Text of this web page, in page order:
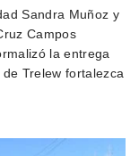
Sandra Muñoz y
Campos
la entrega
Trelew fortalezca